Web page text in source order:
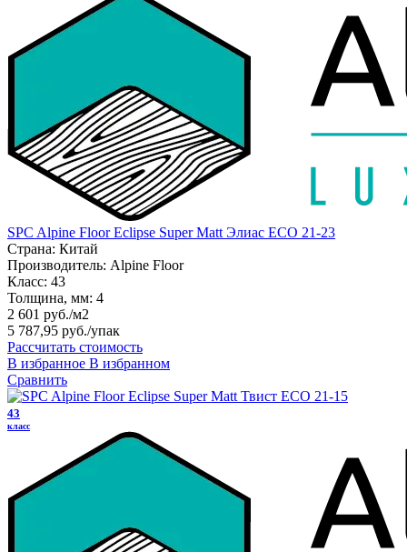
SPC Alpine Floor Eclipse Super Matt Элиас ЕСО 21-23
Страна: Китай
Производитель: Alpine Floor
Класс: 43
Толщина, мм: 4
2 601 руб./м2
5 787,95 руб./упак
Рассчитать стоимость
В избранное В избранном
Сравнить
43
класс